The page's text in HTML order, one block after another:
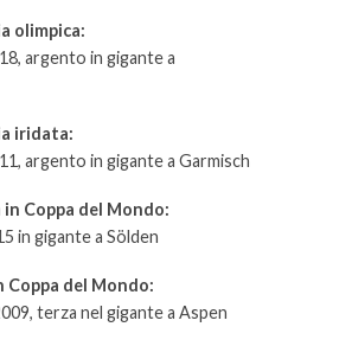
olimpica:
argento in gigante a
iridata:
argento in gigante a Garmisch
Coppa del Mondo:
in gigante a Sölden
Coppa del Mondo:
terza nel gigante a Aspen